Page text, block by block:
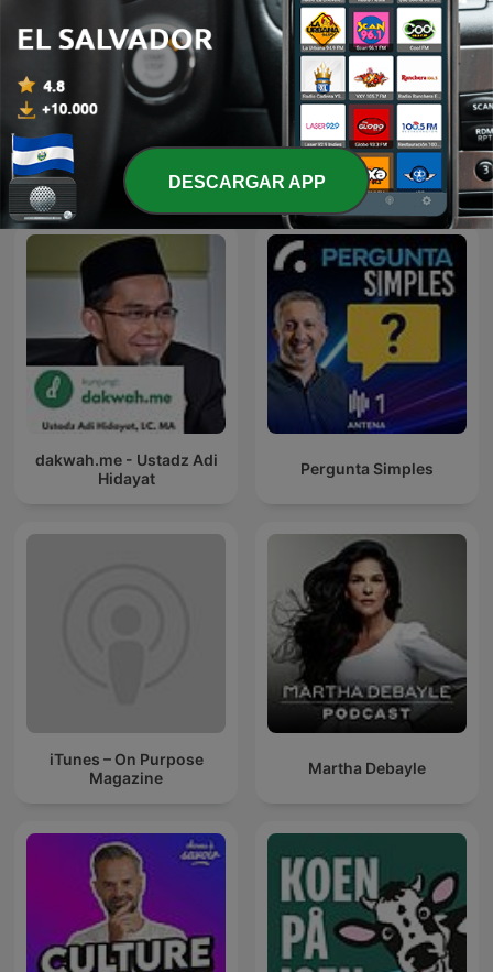
Superación personal You Should Know
Más podcasts internacionales de
Educación
dakwah.me - Ustadz Adi
Hidayat
Pergunta Simples
iTunes – On Purpose
Magazine
Martha Debayle
DESCARGAR APP